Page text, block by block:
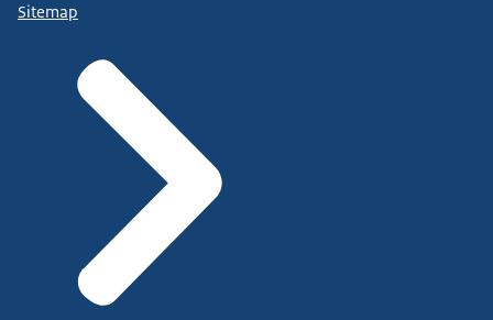
Sitemap